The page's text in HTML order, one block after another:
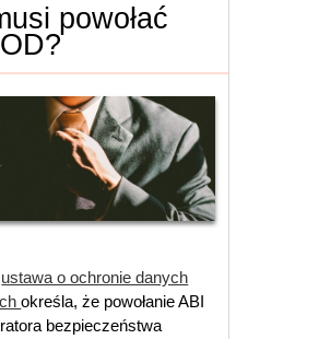
powołać
ustawa o ochronie danych
określa, że powołanie ABI
bezpieczeństwa